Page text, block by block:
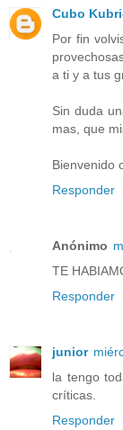
Cubo
Por fin
a ti y a tus
Sin duda
mas, que
Bienvenido
Responder
Anónimo
TE
Responder
junior
la tengo
críticas.
Responder